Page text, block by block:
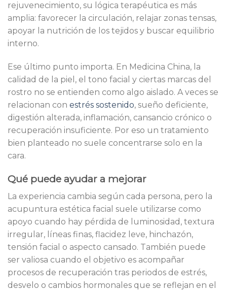
rejuvenecimiento, su lógica terapéutica es más
amplia: favorecer la circulación, relajar zonas tensas,
apoyar la nutrición de los tejidos y buscar equilibrio
interno.
Ese último punto importa. En Medicina China, la
calidad de la piel, el tono facial y ciertas marcas del
rostro no se entienden como algo aislado. A veces se
relacionan con estrés sostenido, sueño deficiente,
digestión alterada, inflamación, cansancio crónico o
recuperación insuficiente. Por eso un tratamiento
bien planteado no suele concentrarse solo en la
cara.
Qué puede ayudar a mejorar
La experiencia cambia según cada persona, pero la
acupuntura estética facial suele utilizarse como
apoyo cuando hay pérdida de luminosidad, textura
irregular, líneas finas, flacidez leve, hinchazón,
tensión facial o aspecto cansado. También puede
ser valiosa cuando el objetivo es acompañar
procesos de recuperación tras periodos de estrés,
desvelo o cambios hormonales que se reflejan en el